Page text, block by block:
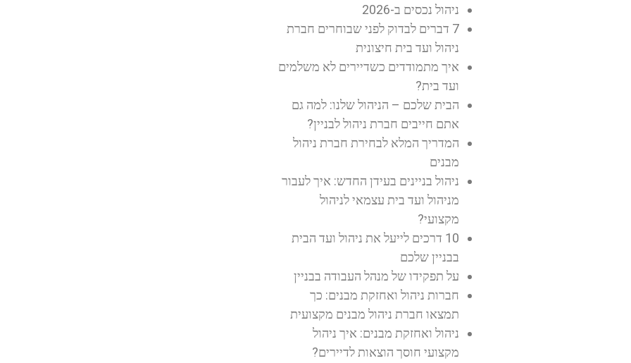
ניהול נכסים ב-2026
7 דברים לבדוק לפני שבוחרים חברת
ניהול ועד בית חיצונית
איך מתמודדים כשדיירים לא משלמים
ועד בית?
הבית שלכם – הניהול שלנו: למה גם
אתם חייבים חברת ניהול לבניין?
המדריך המלא לבחירת חברת ניהול
מבנים
ניהול בניינים בעידן החדש: איך לעבור
מניהול ועד בית עצמאי לניהול
מקצועי?
10 דרכים לייעל את ניהול ועד הבית
בבניין שלכם
על תפקידו של מנהל העבודה בבניין
חברות ניהול ואחזקת מבנים: כך
תמצאו חברת ניהול מבנים מקצועית
ניהול ואחזקת מבנים: איך ניהול
מקצועי חוסך הוצאות לדיירים?